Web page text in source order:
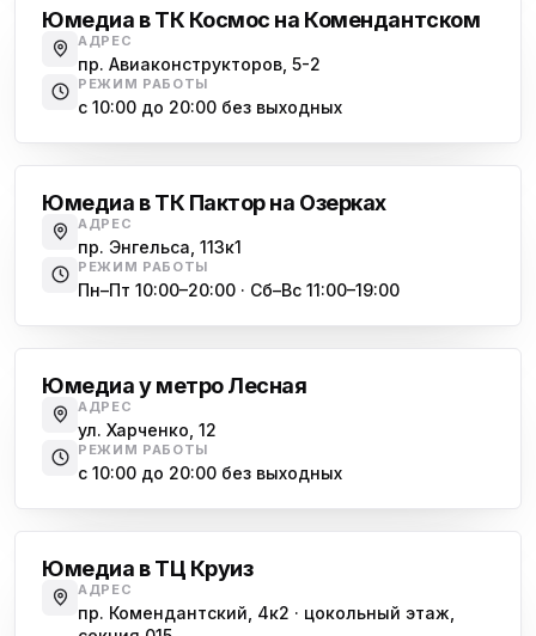
Юмедиа в ТК Космос на Комендантском
АДРЕС
пр. Авиаконструкторов, 5-2
РЕЖИМ РАБОТЫ
с 10:00 до 20:00 без выходных
Юмедиа в ТК Пактор на Озерках
АДРЕС
пр. Энгельса, 113к1
РЕЖИМ РАБОТЫ
Пн–Пт 10:00–20:00 · Сб–Вс 11:00–19:00
Юмедиа у метро Лесная
АДРЕС
ул. Харченко, 12
РЕЖИМ РАБОТЫ
с 10:00 до 20:00 без выходных
Юмедиа в ТЦ Круиз
АДРЕС
пр. Комендантский, 4к2 · цокольный этаж,